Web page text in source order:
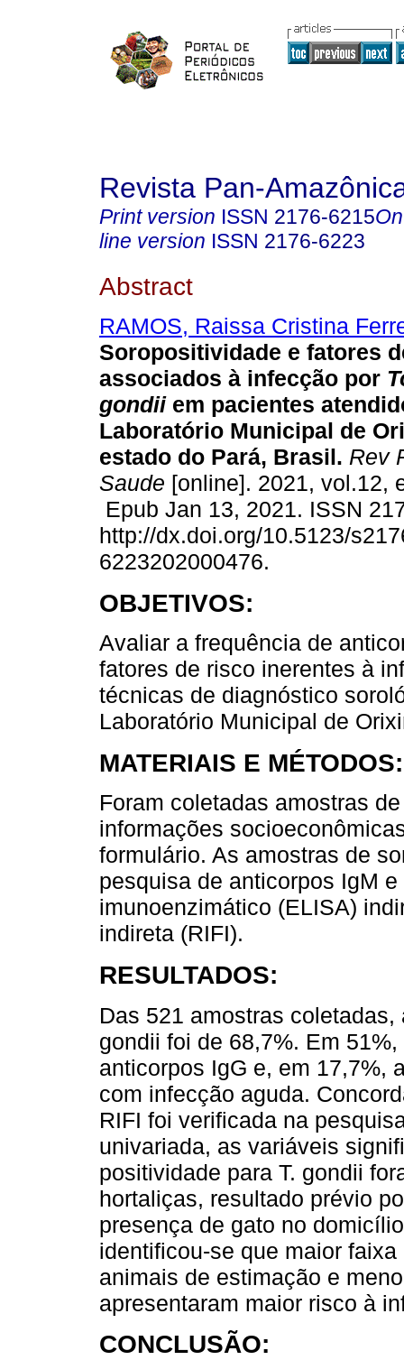
Revista Pan-
Print version ISSN 2176-6215
line version ISSN 2176-6223
Abstract
RAMOS, Raissa Cristina
Soropositividade e fatores
associados à infecção por
gondiiem pacientes
Laboratório Municipal de
estado do Pará, Brasil. Rev
Saude [online]. 2021, vol.12,
Epub Jan 13, 2021. ISSN
http://dx.doi.org/10.5123/
6223202000476.
OBJETIVOS:
Avaliar a frequência de
fatores de risco inerentes à
técnicas de diagnóstico
Laboratório Municipal de
MATERIAIS E MÉTODOS:
Foram coletadas amostras
informações
formulário. As amostras de
pesquisa de anticorpos IgM
imunoenzimático (ELISA)
indireta (RIFI).
RESULTADOS:
Das 521 amostras
gondii foi de 68,7%. Em
anticorpos IgG e, em 17,7%,
com infecção aguda.
RIFI foi verificada na
univariada, as variáveis
positividade para T. gondii
hortaliças, resultado prévio
presença de gato no
identificou-se que maior
animais de estimação e
apresentaram maior risco à
CONCLUSÃO: